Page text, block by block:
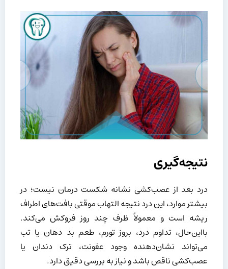
نتیجه‌گیری
درد بعد از عصب‌کشی نشانه شکست درمان نیست؛ در
بیشتر موارد، این درد نتیجه التهاب موقتی بافت‌های اطراف
ریشه است و معمولاً ظرف چند روز فروکش می‌کند.
بااین‌حال، تداوم درد، بروز تورم، طعم بد دهان یا تب
می‌تواند نشان‌دهنده وجود عفونت، ترک دندان یا
عصب‌کشی ناقص باشد و نیاز به بررسی دقیق دارد.